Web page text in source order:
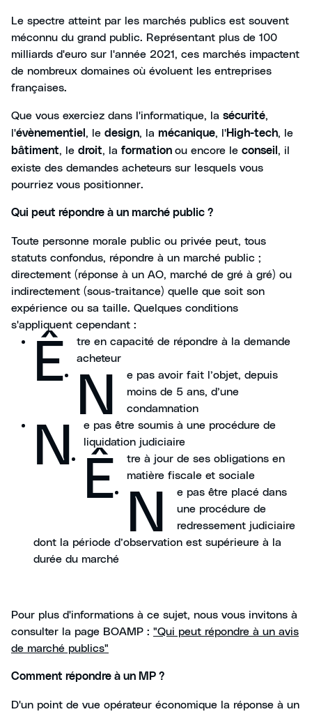
Le spectre atteint par les marchés publics est souvent
méconnu du grand public. Représentant plus de 100
milliards d'euro sur l'année 2021, ces marchés impactent
de nombreux domaines où évoluent les entreprises
françaises.
Que vous exerciez dans l'informatique, la sécurité,
l'évènementiel , le design, la mécanique, l'High-tech, le
bâtiment, le droit, la formation ou encore le conseil , il
existe des demandes acheteurs sur lesquels vous
pourriez vous positionner.
Qui peut répondre à un marché public ?
Toute personne morale public ou privée peut, tous
statuts confondus, répondre à un marché public ;
directement (réponse à un AO, marché de gré à gré) ou
indirectement (sous-traitance) quelle que soit son
expérience ou sa taille. Quelques conditions
s'appliquent cependant :
Ê
tre en capacité de répondre à la demande
acheteur
N
e pas avoir fait l’objet, depuis
moins de 5 ans, d’une
condamnation
N
e pas être soumis à une procédure de
liquidation judiciaire
Ê
tre à jour de ses obligations en
matière fiscale et sociale
N
e pas être placé dans
une procédure de
redressement judiciaire
dont la période d’observation est supérieure à la
durée du marché
Pour plus d'informations à ce sujet, nous vous invitons à
consulter la page BOAMP : "Qui peut répondre à un avis
de marché publics"
Comment répondre à un MP ?
D'un point de vue opérateur économique la réponse à un